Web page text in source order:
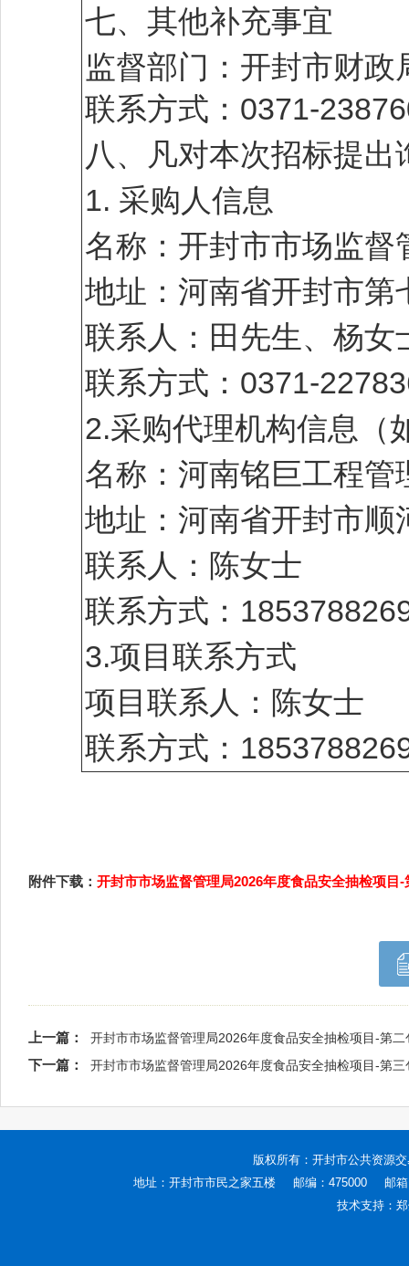
七、其他补充事宜
监督部门：开封市财
联系方式：0371-
八、凡对本次招标提
1. 采购人信息
名称：开封市市场监督
地址：河南省开封市
联系人：田先生、杨女
联系方式：0371-
2.采购代理机构信息（
名称：河南铭巨工程管
地址：河南省开封市
联系人：陈女士
联系方式：
3.项目联系方式
项目联系人：陈女士
联系方式：
附件下载： 开封市市场监督管理局2026年度食品安全抽检项目
上一篇： 开封市市场监督管理局2026年度食品安全抽检项目-第
下一篇： 开封市市场监督管理局2026年度食品安全抽检项目-第
版权所有： 开封市公共资源
地址：开封市市民之家五楼
邮编：475000
邮
技术支持：